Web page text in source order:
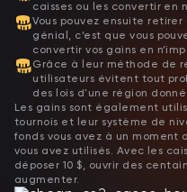
caisses ou les convertir
Vous pouvez ensuite
génial, c’est que vous
convertir vos gains en
Grâce à leur méthode de
utilisateurs évitent tout
des lois d'une région
Les gains sont également
tournois et leur système de
fonds vous avez à un moment
vous avez utilisés. Avec les
déposer 10 $, ouvrir des
augmenter.